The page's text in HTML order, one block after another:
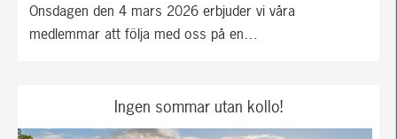
Onsdagen den 4 mars 2026 erbjuder vi våra
medlemmar att följa med oss på en…
Ingen sommar utan kollo!